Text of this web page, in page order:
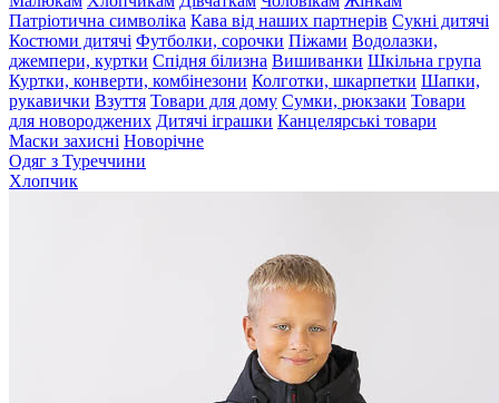
Патріотична символіка Кава від наших партнерів Сукні дитячі
Костюми дитячі Футболки, сорочки Піжами Водолазки,
джемпери, куртки Спідня білизна Вишиванки Шкільна група
Куртки, конверти, комбінезони Колготки, шкарпетки Шапки,
рукавички Взуття Товари для дому Сумки, рюкзаки Товари
для новороджених Дитячі іграшки Канцелярські товари
Маски захисні Новорічне
Одяг з Туреччини
Хлопчик